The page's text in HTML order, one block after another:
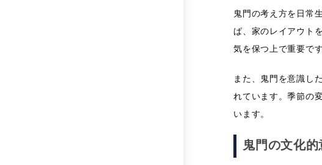
鬼門の考え方を日常
ば、家のレイアウト
気を保つ上で重要です
また、鬼門を意識し
れています。季節の
います。
鬼門の文化的